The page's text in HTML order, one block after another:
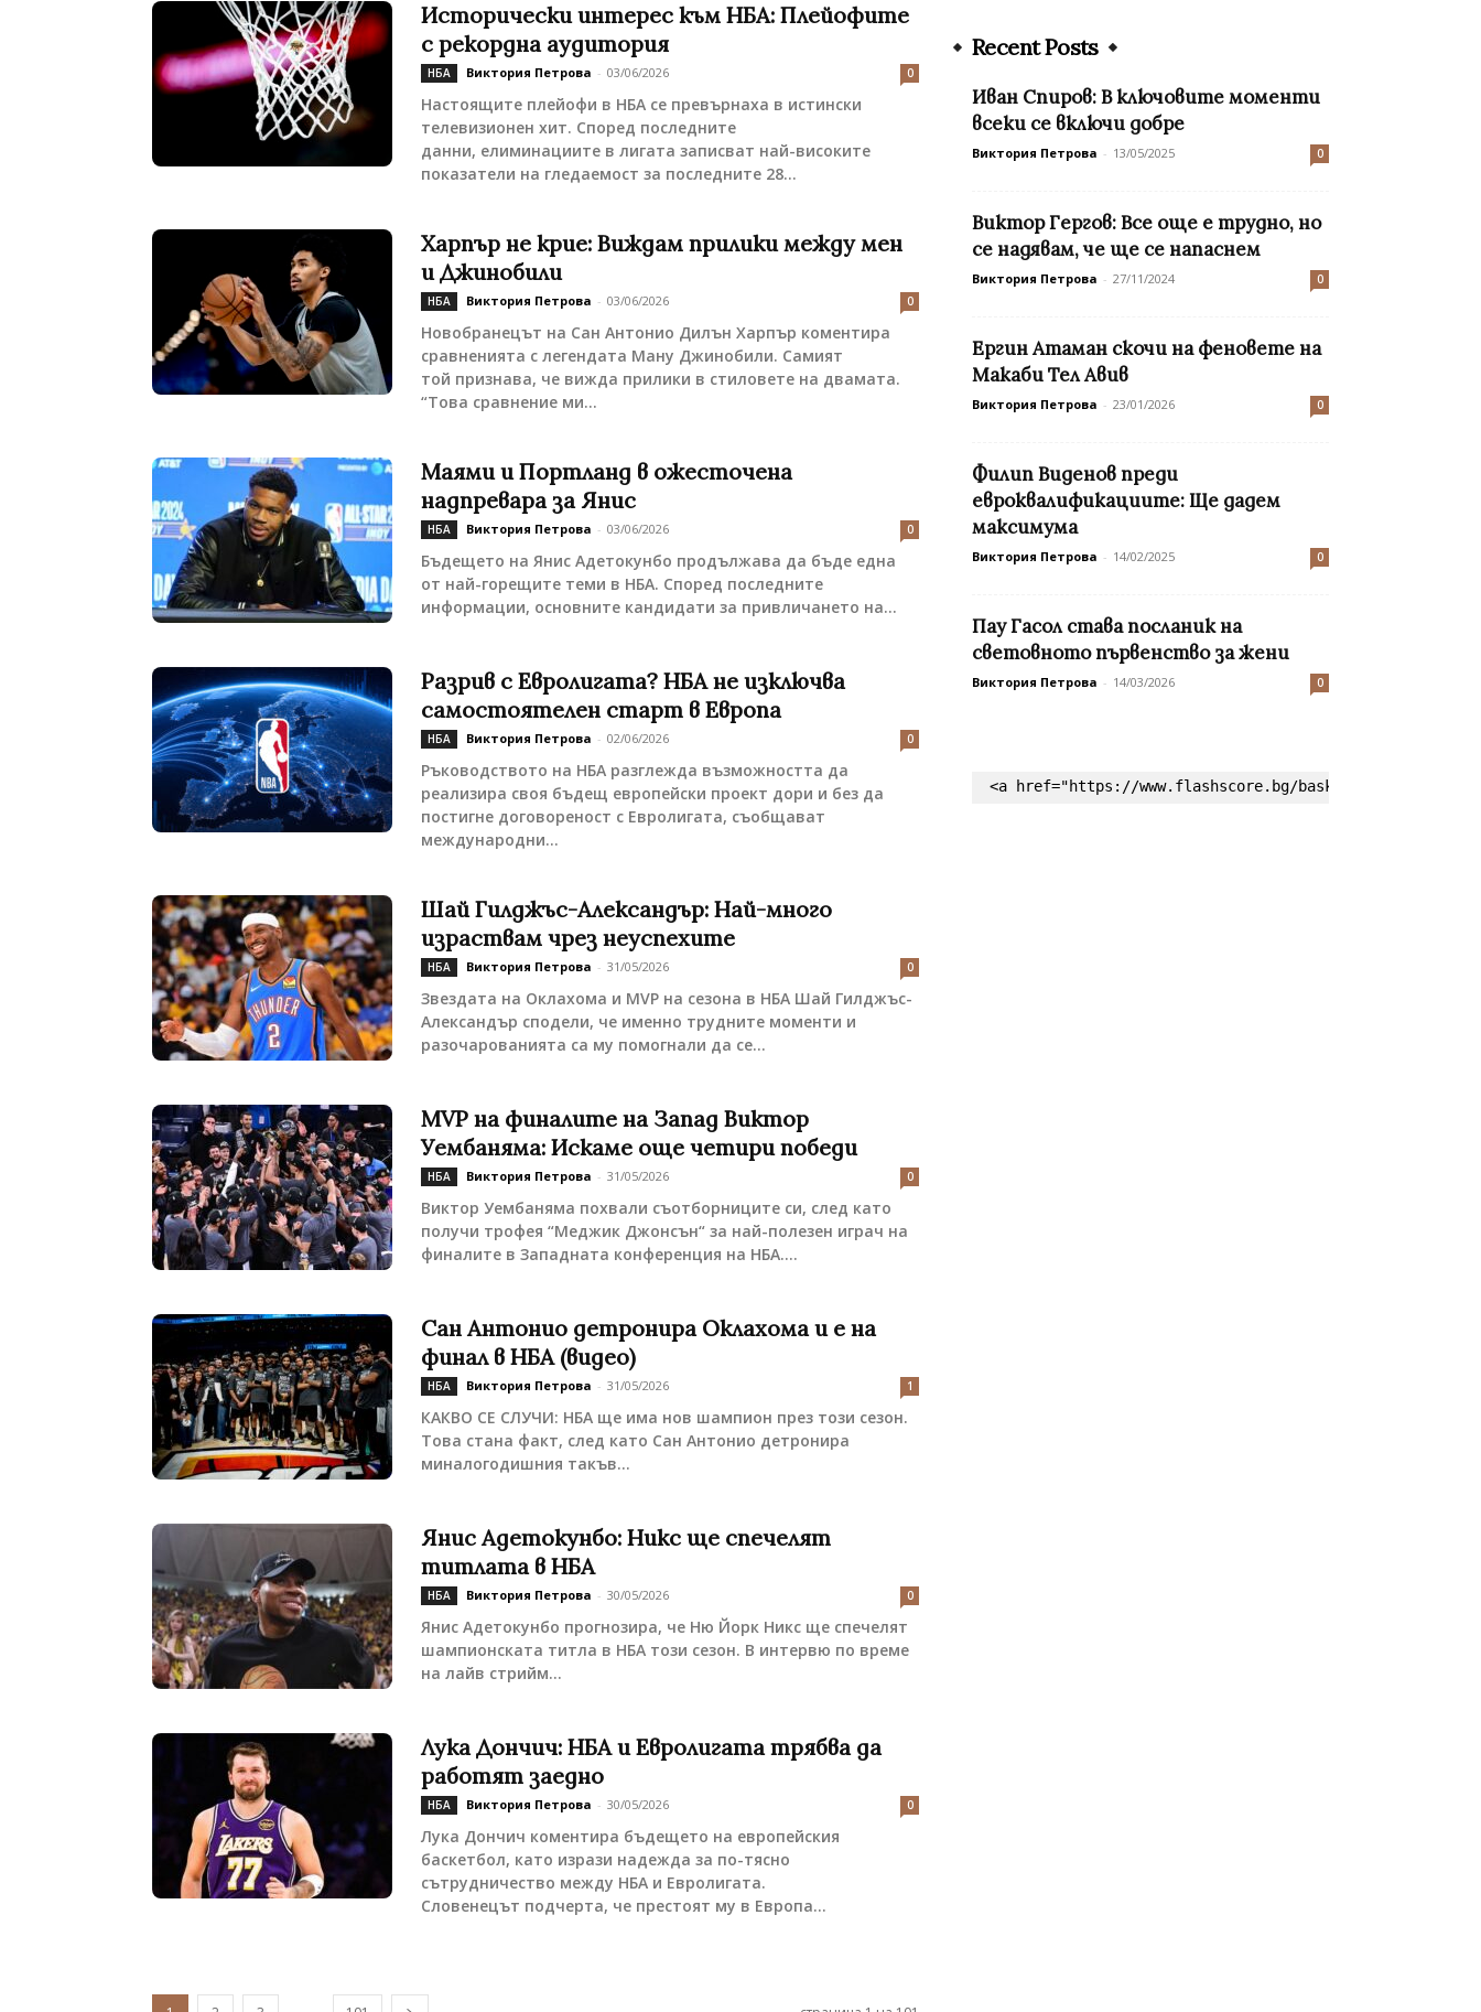
Исторически интерес към НБА: Плейофите
с рекордна аудитория
НБА Виктория Петрова - 03/06/2026 0
Настоящите плейофи в НБА се превърнаха в истински
телевизионен хит. Според последните
данни, елиминациите в лигата записват най-високите
показатели на гледаемост за последните 28...
Харпър не крие: Виждам прилики между мен
и Джинобили
НБА Виктория Петрова - 03/06/2026 0
Новобранецът на Сан Антонио Дилън Харпър коментира
сравненията с легендата Ману Джинобили. Самият
той признава, че вижда прилики в стиловете на двамата.
“Това сравнение ми...
Маями и Портланд в ожесточена
надпревара за Янис
НБА Виктория Петрова - 03/06/2026 0
Бъдещето на Янис Адетокунбо продължава да бъде една
от най-горещите теми в НБА. Според последните
информации, основните кандидати за привличането на...
Разрив с Евролигата? НБА не изключва
самостоятелен старт в Европа
НБА Виктория Петрова - 02/06/2026 0
Ръководството на НБА разглежда възможността да
реализира своя бъдещ европейски проект дори и без да
постигне договореност с Евролигата, съобщават
международни...
Шай Гилджъс-Александър: Най-много
израствам чрез неуспехите
НБА Виктория Петрова - 31/05/2026 0
Звездата на Оклахома и MVP на сезона в НБА Шай Гилджъс-
Александър сподели, че именно трудните моменти и
разочарованията са му помогнали да се...
MVP на финалите на Запад Виктор
Уембаняма: Искаме още четири победи
НБА Виктория Петрова - 31/05/2026 0
Виктор Уембаняма похвали съотборниците си, след като
получи трофея “Меджик Джонсън“ за най-полезен играч на
финалите в Западната конференция на НБА....
Сан Антонио детронира Оклахома и е на
финал в НБА (видео)
НБА Виктория Петрова - 31/05/2026 1
КАКВО СЕ СЛУЧИ: НБА ще има нов шампион през този сезон.
Това стана факт, след като Сан Антонио детронира
миналогодишния такъв...
Янис Адетокунбо: Никс ще спечелят
титлата в НБА
НБА Виктория Петрова - 30/05/2026 0
Янис Адетокунбо прогнозира, че Ню Йорк Никс ще спечелят
шампионската титла в НБА този сезон. В интервю по време
на лайв стрийм...
Лука Дончич: НБА и Евролигата трябва да
работят заедно
НБА Виктория Петрова - 30/05/2026 0
Лука Дончич коментира бъдещето на европейския
баскетбол, като изрази надежда за по-тясно
сътрудничество между НБА и Евролигата.
Словенецът подчерта, че престоят му в Европа...
Recent Posts
Иван Спиров: В ключовите моменти
всеки се включи добре
Виктория Петрова - 13/05/2025 0
Виктор Гергов: Все още е трудно, но
се надявам, че ще се напаснем
Виктория Петрова - 27/11/2024 0
Ергин Атаман скочи на феновете на
Макаби Тел Авив
Виктория Петрова - 23/01/2026 0
Филип Виденов преди
евроквалификациите: Ще дадем
максимума
Виктория Петрова - 14/02/2025 0
Пау Гасол става посланик на
световното първенство за жени
Виктория Петрова - 14/03/2026 0
<a href="https://www.flashscore.bg/basketball/"